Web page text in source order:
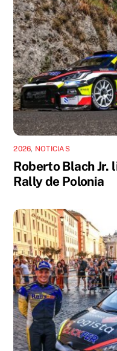
2026, NOTICIAS
Roberto Blach Jr.
Rally de Polonia